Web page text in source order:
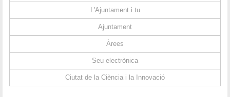
L'Ajuntament i tu
Ajuntament
Àrees
Seu electrònica
Ciutat de la Ciència i la Innovació